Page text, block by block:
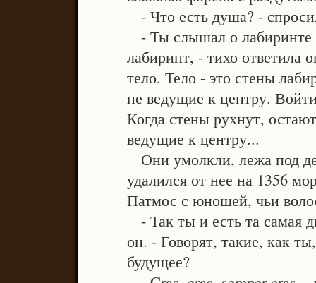
- Что есть душа? -
- Ты слышал о лабиринте
лабиринт, - тихо ответила
тело. Тело - это стены
не ведущие к центру.
Когда стены рухнут,
ведущие к центру...
Они умолкли, лежа под
удалился от нее на 1356
Патмос с юношей, чьи
- Так ты и есть та самая
он. - Говорят, такие, как
будущее?